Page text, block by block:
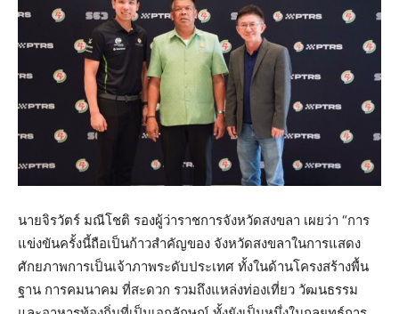
นายจิรวัตร์ มณีโชติ รองผู้ว่าราชการจังหวัดสงขลา เผยว่า “การ
แข่งขันครั้งนี้ถือเป็นก้าวสำคัญของ จังหวัดสงขลาในการแสดง
ศักยภาพการเป็นเจ้าภาพระดับประเทศ ทั้งในด้านโครงสร้างพื้น
ฐาน การคมนาคม ที่สะดวก รวมถึงแหล่งท่องเที่ยว วัฒนธรรม